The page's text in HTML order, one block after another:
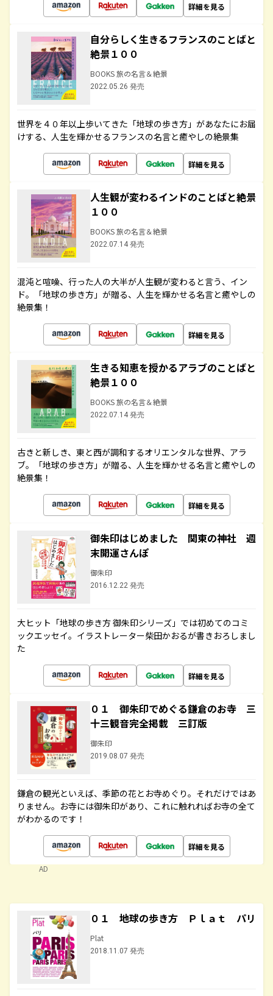
詳細を見る
自分らしく生きるフランスのことばと
絶景１００
BOOKS 旅の名言＆絶景
2022.05.26 発売
世界を４０年以上歩いてきた「地球の歩き方」があなたにお届
けする、人生を輝かせるフランスの名言と癒やしの絶景集
詳細を見る
人生観が変わるインドのことばと絶景
１００
BOOKS 旅の名言＆絶景
2022.07.14 発売
混沌と喧噪、行った人の大半が人生観が変わると言う、イン
ド。「地球の歩き方」が贈る、人生を輝かせる名言と癒やしの
絶景集！
詳細を見る
生きる知恵を授かるアラブのことばと
絶景１００
BOOKS 旅の名言＆絶景
2022.07.14 発売
古きと新しき、東と西が調和するオリエンタルな世界、アラ
ブ。「地球の歩き方」が贈る、人生を輝かせる名言と癒やしの
絶景集！
詳細を見る
御朱印はじめました 関東の神社 週
末開運さんぽ
御朱印
2016.12.22 発売
大ヒット「地球の歩き方 御朱印シリーズ」では初めてのコミ
ックエッセイ。イラストレーター柴田かおるが書きおろしまし
た
詳細を見る
０１ 御朱印でめぐる鎌倉のお寺 三
十三観音完全掲載 三訂版
御朱印
2019.08.07 発売
鎌倉の観光といえば、季節の花とお寺めぐり。それだけではあ
りません。お寺には御朱印があり、これに触れればお寺の全て
がわかるのです！
詳細を見る
AD
０１ 地球の歩き方 Ｐｌａｔ パリ
Plat
2018.11.07 発売